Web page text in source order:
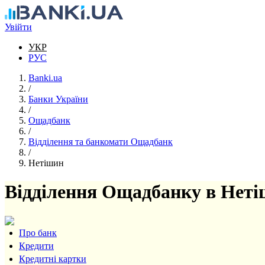
Перейти до основного вмісту
Увійти
УКР
РУС
Banki.ua
/
Банки України
/
Ощадбанк
/
Відділення та банкомати Ощадбанк
/
Нетішин
Відділення Ощадбанку в
Про банк
Кредити
Кредитні картки